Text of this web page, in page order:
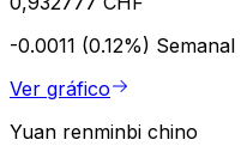
-0.0011 (0.12%) Semanal
Ver gráfico
Yuan renminbi chino